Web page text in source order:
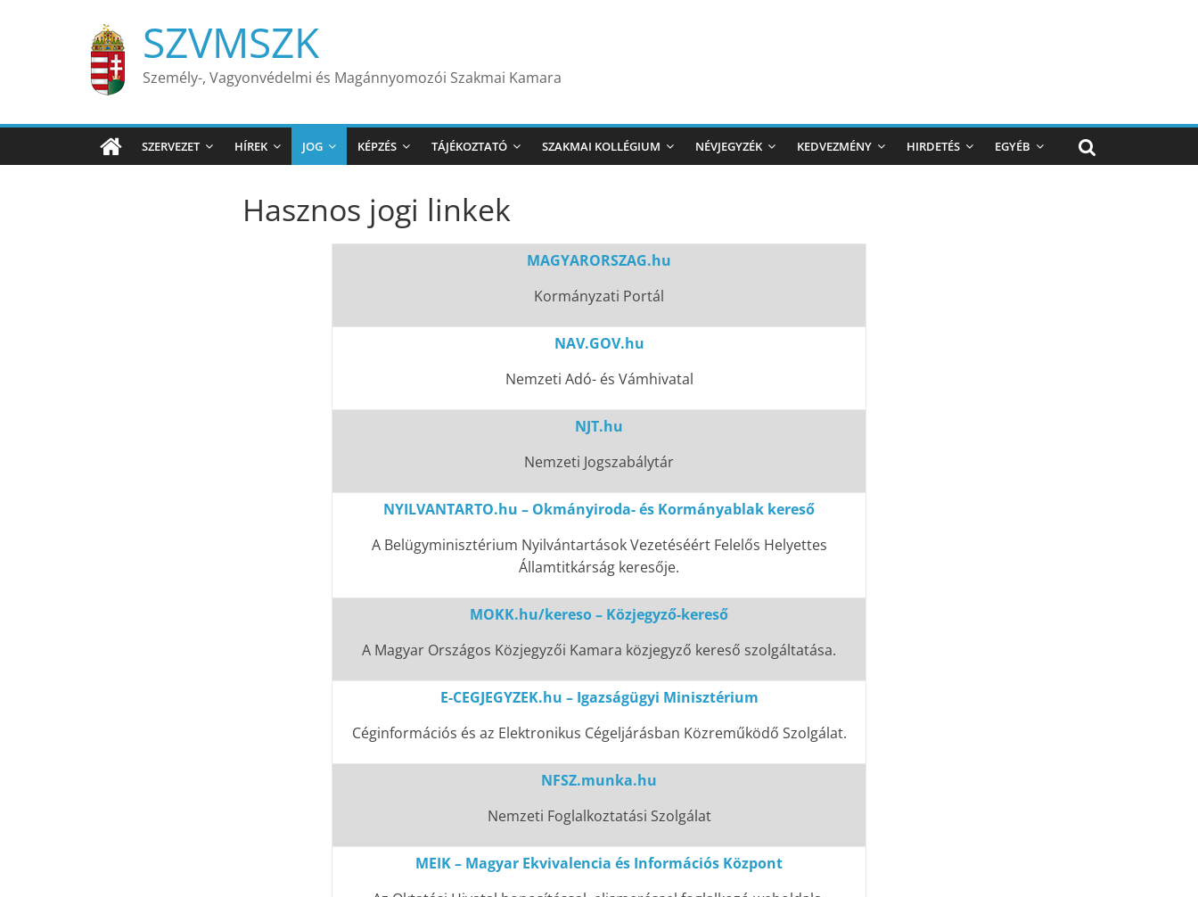
SZVMSZK
Személy-, Vagyonvédelmi és Magánnyomozói Szakmai Kamara
SZERVEZET HÍREK JOG KÉPZÉS TÁJÉKOZTATÓ SZAKMAI KOLLÉGIUM NÉVJEGYZÉK KEDVEZMÉNY HIRDETÉS EGYÉB
Hasznos jogi linkek
MAGYARORSZAG.hu
Kormányzati Portál
NAV.GOV.hu
Nemzeti Adó- és Vámhivatal
NJT.hu
Nemzeti Jogszabálytár
NYILVANTARTO.hu – Okmányiroda- és Kormányablak kereső
A Belügyminisztérium Nyilvántartások Vezetéséért Felelős Helyettes
Államtitkárság keresője.
MOKK.hu/kereso – Közjegyző-kereső
A Magyar Országos Közjegyzői Kamara közjegyző kereső szolgáltatása.
E-CEGJEGYZEK.hu – Igazságügyi Minisztérium
Céginformációs és az Elektronikus Cégeljárásban Közreműködő Szolgálat.
NFSZ.munka.hu
Nemzeti Foglalkoztatási Szolgálat
MEIK – Magyar Ekvivalencia és Információs Központ